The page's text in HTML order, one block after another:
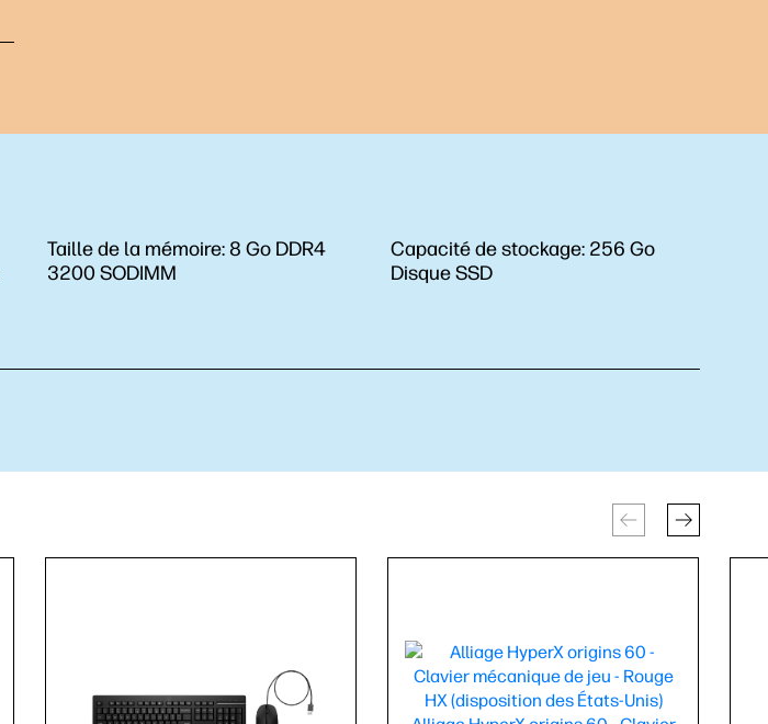
Taille de la mémoire:8 Go DDR4
3200 SODIMM
Capacité de stockage: 256 Go
Disque SSD